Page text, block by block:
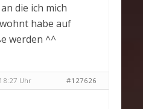
die ich mich
habe auf
werden ^^
Uhr #127626